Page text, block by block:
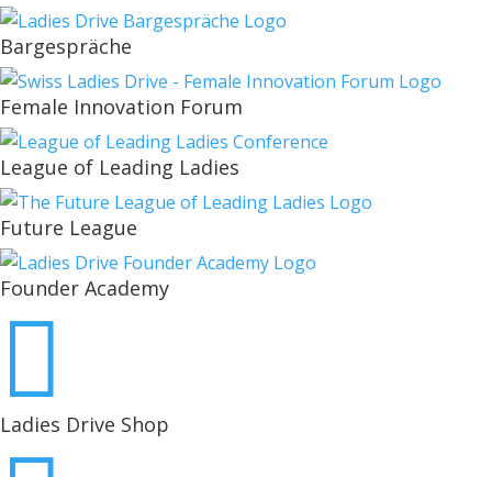
Bargespräche
Female Innovation Forum
League of Leading Ladies
Future League
Founder Academy

Ladies Drive Shop